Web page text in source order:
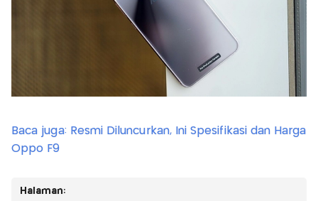
Baca juga: Resmi Diluncurkan, Ini Spesifikasi dan Harga
Oppo F9
Halaman: